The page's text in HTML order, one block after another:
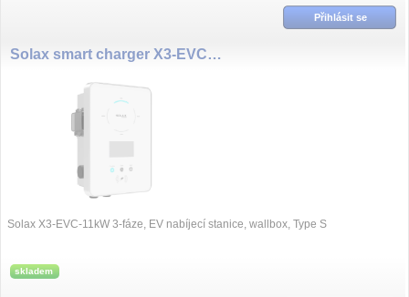
Přihlásit se
Solax smart charger X3-EVC-11kW, Wi-Fi Wallbox
Solax X3-EVC-11kW 3-fáze, EV nabíjecí stanice, wallbox, Type S
skladem